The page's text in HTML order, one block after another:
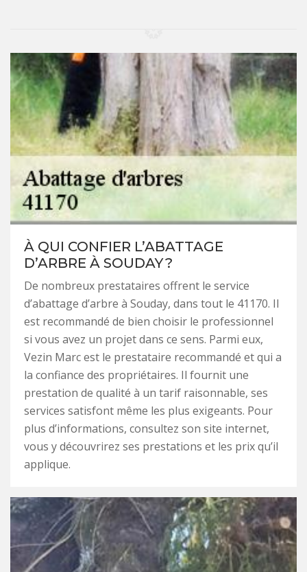
À QUI CONFIER L’ABATTAGE
D’ARBRE À SOUDAY ?
De nombreux prestataires offrent le service
d’abattage d’arbre à Souday, dans tout le 41170. Il
est recommandé de bien choisir le professionnel
si vous avez un projet dans ce sens. Parmi eux,
Vezin Marc est le prestataire recommandé et qui a
la confiance des propriétaires. Il fournit une
prestation de qualité à un tarif raisonnable, ses
services satisfont même les plus exigeants. Pour
plus d’informations, consultez son site internet,
vous y découvrirez ses prestations et les prix qu’il
applique.